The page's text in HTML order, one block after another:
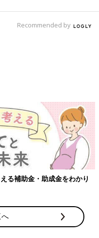
Recommended by
の感染症対策、知っておい